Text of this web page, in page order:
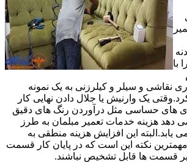
با
نقاشی و سیلر و کیلرزنی به یک نمونه
یک وارنیش یا جلال دادن نهایی کار
های حساسی مثل درآوردن رنگ های دقیق
دهد هزینه خدمات تعمیر مبلمان به طرز
این افزایش هزینه منطقی به
نکته این است که در پایان کار قسمت
قسمت ها قابل تشخیص نباشند.